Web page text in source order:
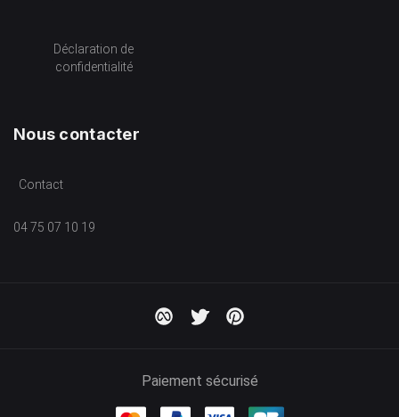
Déclaration de
confidentialité
Nous contacter
Contact
04 75 07 10 19
Paiement sécurisé